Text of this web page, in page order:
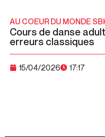
AU COEUR DU MONDE
Cours de danse
erreurs classiques
15/04/2026 17:17